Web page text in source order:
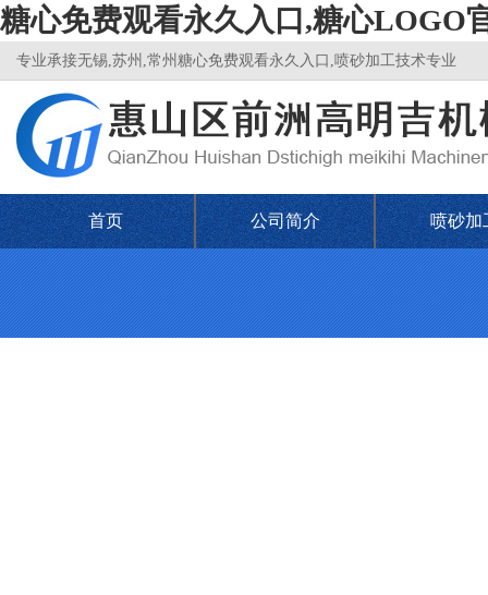
糖心免费观看永久入口,糖心LOGO
专业承接无锡,苏州,常州糖心免费观看永久入口,喷砂加工技术专业
首页 公司简介 喷砂加